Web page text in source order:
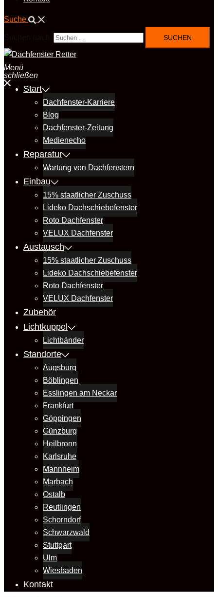
Suche
Menü
schließen
Start
Dachfenster-Karriere
Blog
Dachfenster-Zeitung
Medienecho
Reparatur
Wartung von Dachfenstern
Einbau
15% staatlicher Zuschuss
Lideko Dachschiebefenster
Roto Dachfenster
VELUX Dachfenster
Austausch
15% staatlicher Zuschuss
Lideko Dachschiebefenster
Roto Dachfenster
VELUX Dachfenster
Zubehör
Lichtkuppel
Lichtbänder
Standorte
Augsburg
Böblingen
Esslingen am Neckar
Frankfurt
Göppingen
Günzburg
Heilbronn
Karlsruhe
Mannheim
Marbach
Ostalb
Reutlingen
Schorndorf
Schwarzwald
Stuttgart
Ulm
Wiesbaden
Kontakt